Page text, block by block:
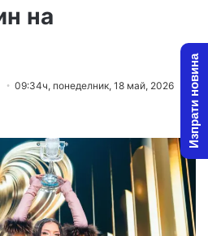
на
09:34ч, понеделник, 18 май, 2026 Изпрати новина